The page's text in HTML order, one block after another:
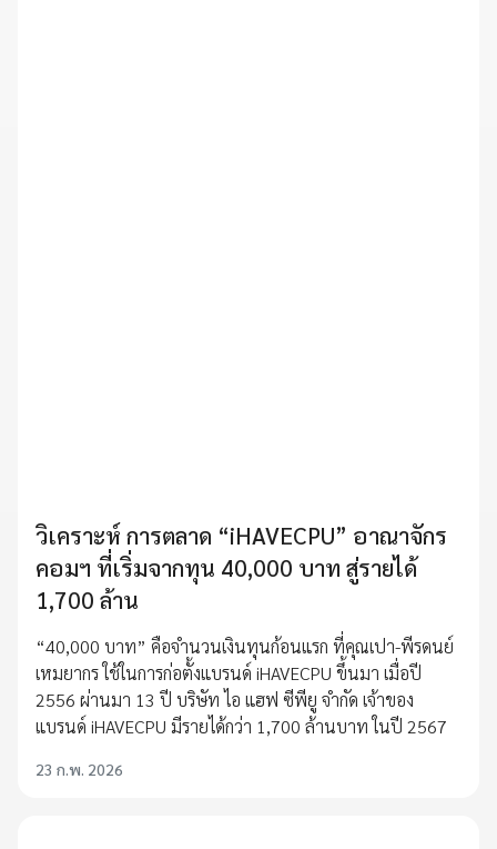
วิเคราะห์ การตลาด “iHAVECPU” อาณาจักร
คอมฯ ที่เริ่มจากทุน 40,000 บาท สู่รายได้
1,700 ล้าน
“40,000 บาท” คือจำนวนเงินทุนก้อนแรก ที่คุณเปา-พีรดนย์
เหมยากร ใช้ในการก่อตั้งแบรนด์ iHAVECPU ขึ้นมา เมื่อปี
2556 ผ่านมา 13 ปี บริษัท ไอ แฮฟ ซีพียู จำกัด เจ้าของ
แบรนด์ iHAVECPU มีรายได้กว่า 1,700 ล้านบาท ในปี 2567
23 ก.พ. 2026